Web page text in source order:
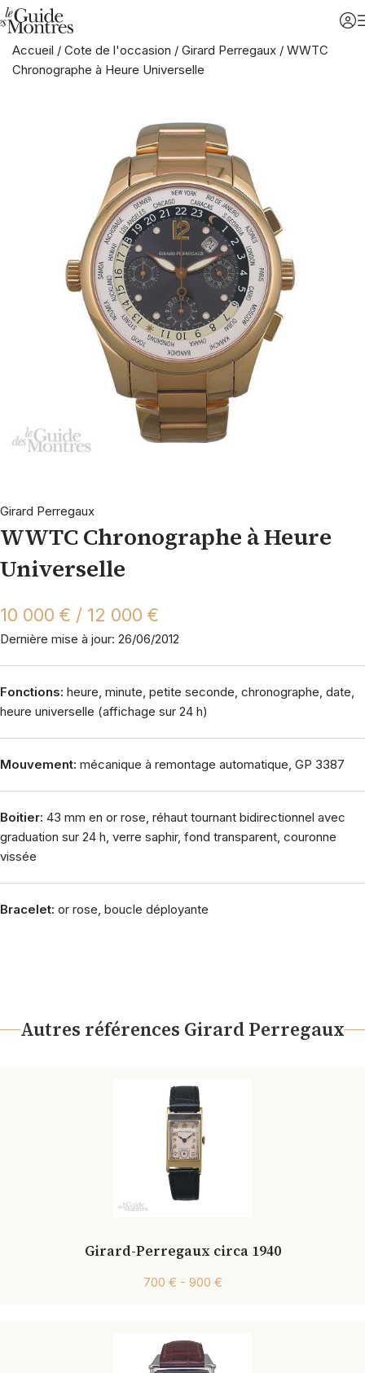
Accueil / Cote de l'occasion / Girard Perregaux / WWTC
Chronographe à Heure Universelle
Girard Perregaux
WWTC Chronographe à Heure
Universelle
10 000 € / 12 000 €
Dernière mise à jour: 26/06/2012
Fonctions: heure, minute, petite seconde, chronographe, date,
heure universelle (affichage sur 24 h)
Mouvement: mécanique à remontage automatique, GP 3387
Boitier: 43 mm en or rose, réhaut tournant bidirectionnel avec
graduation sur 24 h, verre saphir, fond transparent, couronne
vissée
Bracelet: or rose, boucle déployante
Autres références Girard Perregaux
Girard-Perregaux circa 1940
700 € - 900 €